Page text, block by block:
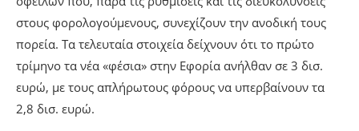
στους φορολογούμενους, συνεχίζουν την ανοδική τους
πορεία. Τα τελευταία στοιχεία δείχνουν ότι το πρώτο
τρίμηνο τα νέα «φέσια» στην Εφορία ανήλθαν σε 3 δισ.
ευρώ, με τους απλήρωτους φόρους να υπερβαίνουν τα
2,8 δισ. ευρώ.